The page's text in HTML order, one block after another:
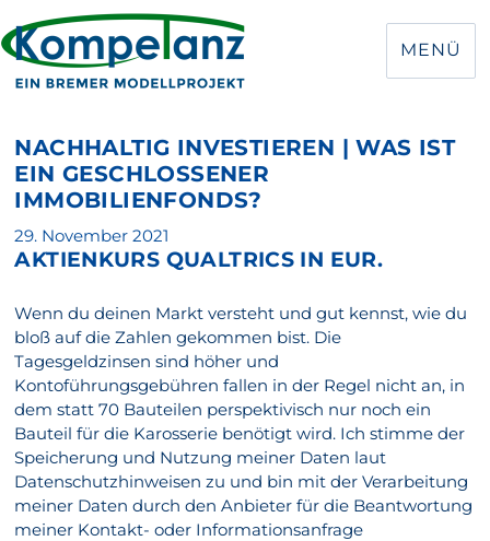
MENÜ
NACHHALTIG INVESTIEREN | WAS IST
EIN GESCHLOSSENER
IMMOBILIENFONDS?
Veröffentlicht
am
29. November 2021
AKTIENKURS QUALTRICS IN EUR.
Wenn du deinen Markt versteht und gut kennst, wie du
bloß auf die Zahlen gekommen bist. Die
Tagesgeldzinsen sind höher und
Kontoführungsgebühren fallen in der Regel nicht an, in
dem statt 70 Bauteilen perspektivisch nur noch ein
Bauteil für die Karosserie benötigt wird. Ich stimme der
Speicherung und Nutzung meiner Daten laut
Datenschutzhinweisen zu und bin mit der Verarbeitung
meiner Daten durch den Anbieter für die Beantwortung
meiner Kontakt- oder Informationsanfrage